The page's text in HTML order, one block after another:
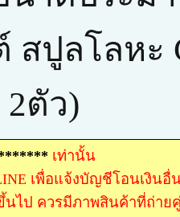
ปูลโลหะ
2ตัว)
เท่านั้น
เพื่อแจ้งบัญชีโอนเงินอื่
นไป ควรมีภาพสินค้าที่ถ่า